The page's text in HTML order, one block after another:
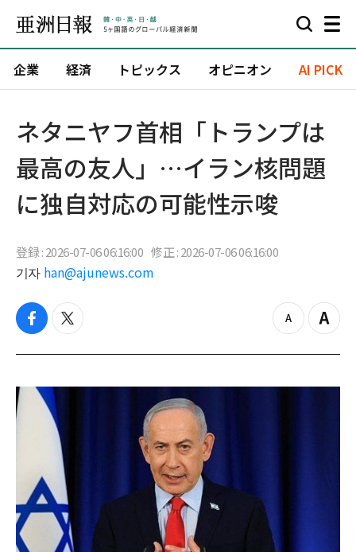
企業 経済 トピックス オピニオン AI PICK
ネタニヤフ首相「トランプは
最高の友人」…イラン核問題
に独自対応の可能性示唆
登録 : 2026-07-06 06:16:00 修正 : 2026-07-06 06:16:00
기자 han@ajunews.com
f
c
b
t
i
t
z
o
o
Z
o
i